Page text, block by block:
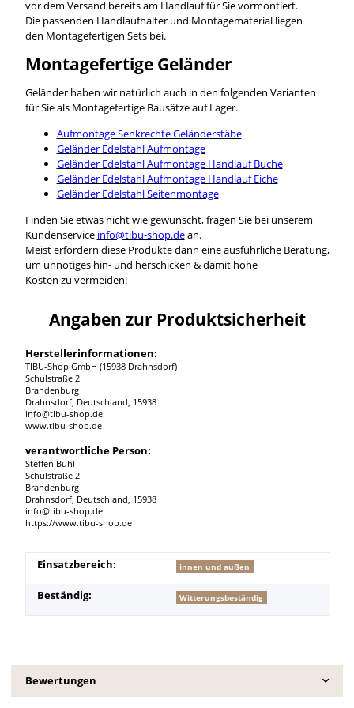
vor dem Versand bereits am Handlauf für Sie vormontiert.
Die passenden Handlaufhalter und Montagematerial liegen
den Montagefertigen Sets bei.
Montagefertige Geländer
Geländer haben wir natürlich auch in den folgenden Varianten
für Sie als Montagefertige Bausätze auf Lager.
Aufmontage Senkrechte Geländerstäbe
Geländer Edelstahl Aufmontage
Geländer Edelstahl Aufmontage Handlauf Buche
Geländer Edelstahl Aufmontage Handlauf Eiche
Geländer Edelstahl Seitenmontage
Finden Sie etwas nicht wie gewünscht, fragen Sie bei unserem
Kundenservice info@tibu-shop.dean.
Meist erfordern diese Produkte dann eine ausführliche Beratung,
um unnötiges hin- und herschicken & damit hohe
Kosten zu vermeiden!
Angaben zur Produktsicherheit
Herstellerinformationen:
TIBU-Shop GmbH (15938 Drahnsdorf)
Schulstraße 2
Brandenburg
Drahnsdorf, Deutschland, 15938
info@tibu-shop.de
www.tibu-shop.de
verantwortliche Person:
Steffen Buhl
Schulstraße 2
Brandenburg
Drahnsdorf, Deutschland, 15938
info@tibu-shop.de
https://www.tibu-shop.de
Produkteigenschaft
Wert
Einsatzbereich: innen und außen
Beständig: Witterungsbeständig
Bewertungen